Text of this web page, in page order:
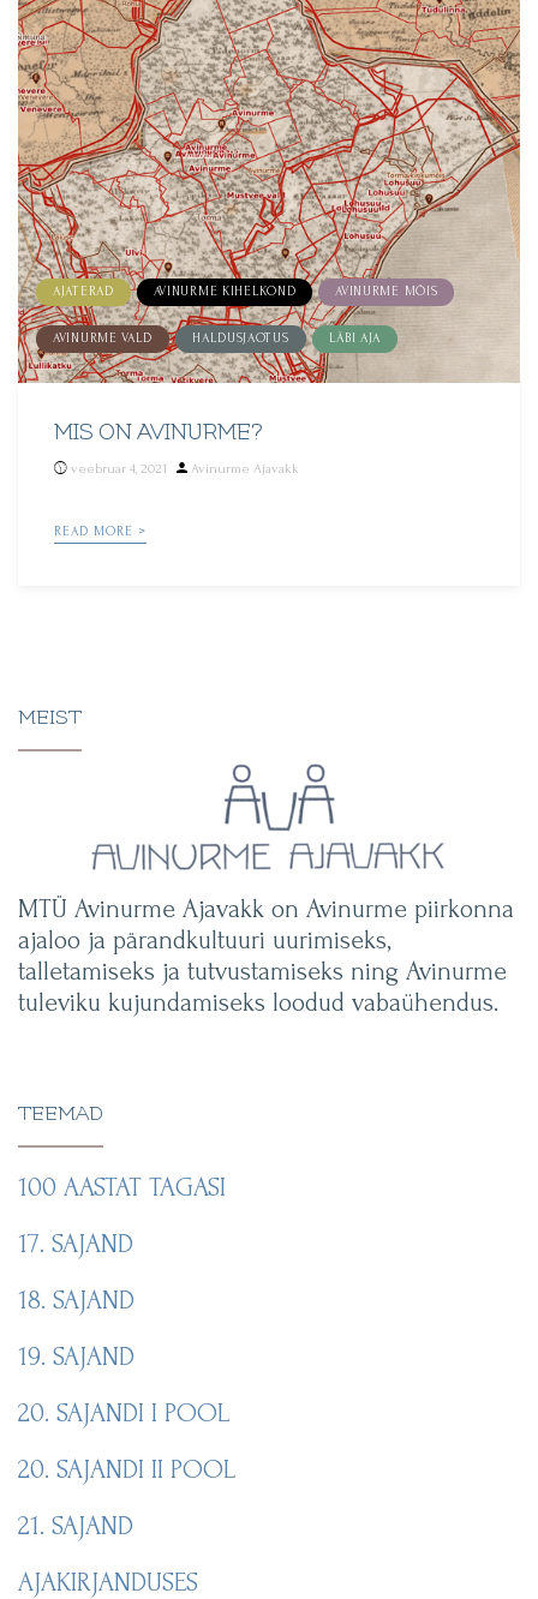
AJATERAD AVINURME KIHELKOND AVINURME MÕIS
AVINURME VALD HALDUSJAOTUS LÄBI AJA
MIS ON AVINURME?
veebruar 4, 2021
Posted
Avinurme Ajavakk
READ MORE >
MEIST
MTÜ Avinurme Ajavakk on Avinurme piirkonna
ajaloo ja pärandkultuuri uurimiseks,
talletamiseks ja tutvustamiseks ning Avinurme
tuleviku kujundamiseks loodud vabaühendus.
TEEMAD
100 AASTAT TAGASI
17. SAJAND
18. SAJAND
19. SAJAND
20. SAJANDI I POOL
20. SAJANDI II POOL
21. SAJAND
AJAKIRJANDUSES